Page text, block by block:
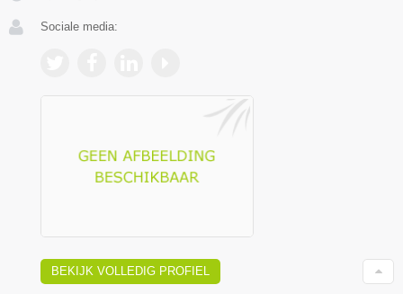
Sociale media:
BEKIJK VOLLEDIG PROFIEL